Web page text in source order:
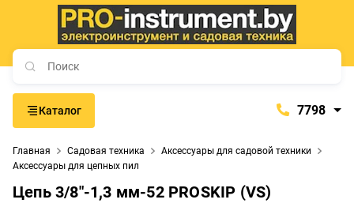
Каталог 7798
+375 (29) 765-57-74
Главная Садовая техника
Аксессуары для садовой техники
Аксессуары для цепных пил
Цепь 3/8"-1,3 мм-52 PROSKIP (VS)